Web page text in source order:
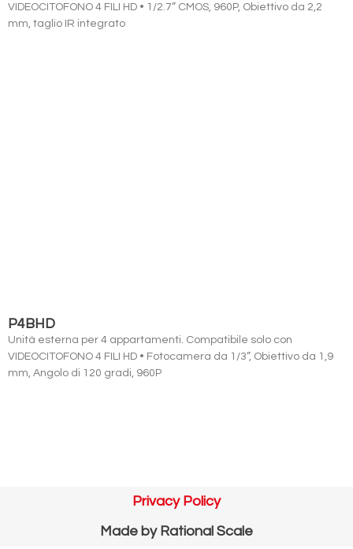
VIDEOCITOFONO 4 FILI HD • 1/2.7” CMOS, 960P, Obiettivo da 2,2
mm, taglio IR integrato
P4BHD
Unità esterna per 4 appartamenti. Compatibile solo con
VIDEOCITOFONO 4 FILI HD • Fotocamera da 1/3”, Obiettivo da 1,9
mm, Angolo di 120 gradi, 960P
Privacy Policy
Made by Rational Scale